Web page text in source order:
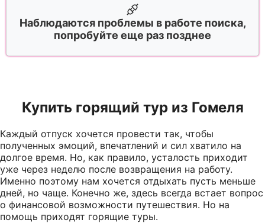
Наблюдаются проблемы в работе поиска,
попробуйте еще раз позднее
Купить горящий тур из Гомеля
Каждый отпуск хочется провести так, чтобы
полученных эмоций, впечатлений и сил хватило на
долгое время. Но, как правило, усталость приходит
уже через неделю после возвращения на работу.
Именно поэтому нам хочется отдыхать пусть меньше
дней, но чаще. Конечно же, здесь всегда встает вопрос
о финансовой возможности путешествия. Но на
помощь приходят горящие туры.